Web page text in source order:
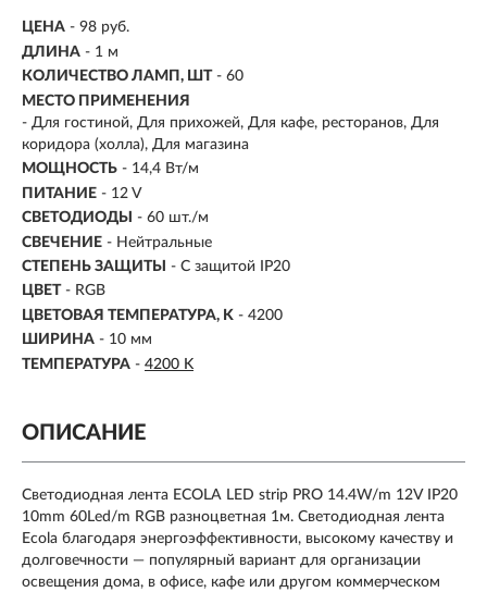
ЦЕНА - 98 руб.
ДЛИНА - 1 м
КОЛИЧЕСТВО ЛАМП, ШТ - 60
МЕСТО ПРИМЕНЕНИЯ
- Для гостиной, Для прихожей, Для кафе, ресторанов, Для
коридора (холла), Для магазина
МОЩНОСТЬ - 14,4 Вт/м
ПИТАНИЕ - 12 V
СВЕТОДИОДЫ
- 60 шт./м
СВЕЧЕНИЕ - Нейтральные
СТЕПЕНЬ ЗАЩИТЫ
- С защитой IP20
ЦВЕТ - RGB
ЦВЕТОВАЯ ТЕМПЕРАТУРА, K - 4200
ШИРИНА - 10 мм
ТЕМПЕРАТУРА - 4200 K
ОПИСАНИЕ
Светодиодная лента ECOLA LED strip PRO 14.4W/m 12V IP20
10mm 60Led/m RGB разноцветная 1м. Светодиодная лента
Ecola благодаря энергоэффективности, высокому качеству и
долговечности — популярный вариант для организации
освещения дома, в офисе, кафе или другом коммерческом